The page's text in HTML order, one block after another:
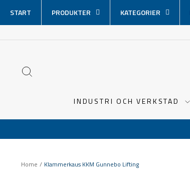
över
innehåll
START PRODUKTER KATEGORIER
INDUSTRI OCH VERKSTAD
Home / Klammerkaus KKM Gunnebo Lifting